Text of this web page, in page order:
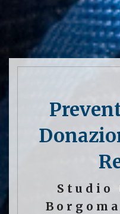
Studio